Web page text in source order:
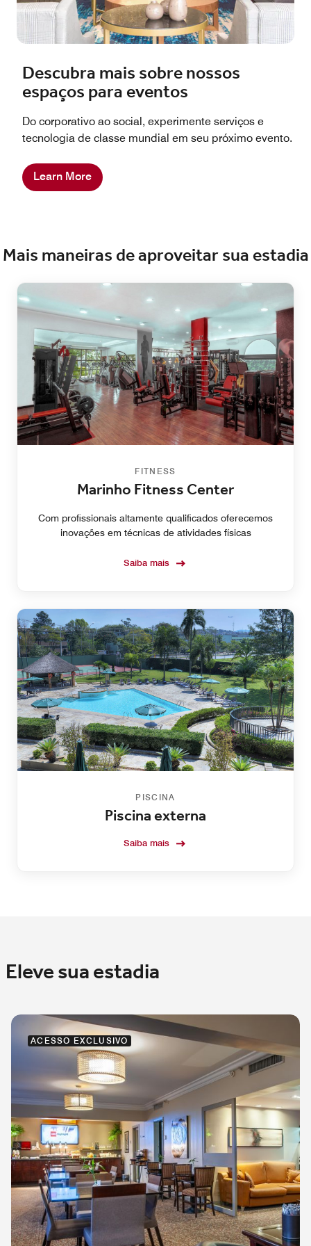
Descubra mais sobre nossos
espaços para eventos
Do corporativo ao social, experimente serviços e
tecnologia de classe mundial em seu próximo evento.
Learn More
Mais maneiras de aproveitar sua estadia
FITNESS
Marinho Fitness Center
Com profissionais altamente qualificados oferecemos
inovações em técnicas de atividades físicas
Saiba mais
PISCINA
Piscina externa
Saiba mais
Eleve sua estadia
ACESSO EXCLUSIVO